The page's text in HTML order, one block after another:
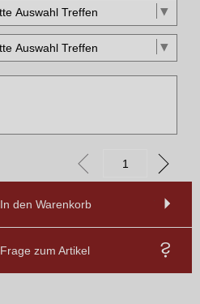
In den Warenkorb
Frage zum Artikel